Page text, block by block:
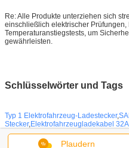
Re: Alle Produkte unterziehen sich
einschließlich elektrischer Prüfungen,
Temperaturanstiegstests, um
gewährleisten.
Schlüsselwörter und Tags
Typ 1 Elektrofahrzeug-Ladestecker,
Stecker,Elektrofahrzeugladekabel 32A
Ladeanschluss,
EV-Ladegerät Typ 1
Plaudern